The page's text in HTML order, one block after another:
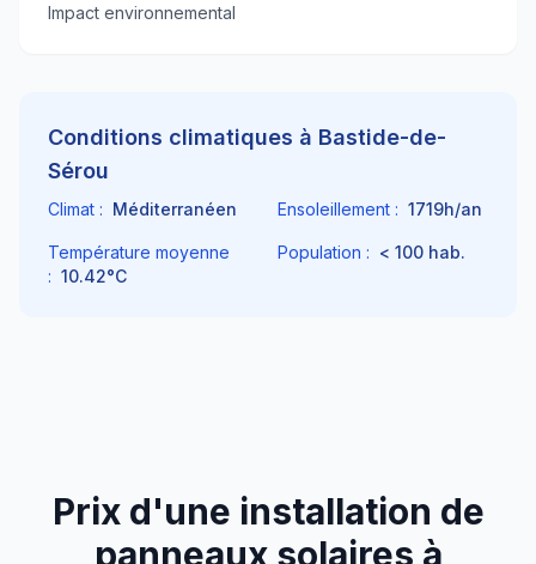
Impact environnemental
Conditions climatiques à Bastide-de-
Sérou
Climat : Méditerranéen Ensoleillement : 1719h/an
Température moyenne
: 10.42°C
Population : < 100 hab.
Prix d'une installation de
panneaux solaires à